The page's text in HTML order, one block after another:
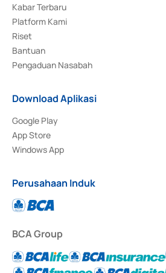
Kabar Terbaru
Platform Kami
Riset
Bantuan
Pengaduan Nasabah
Download Aplikasi
Google Play
App Store
Windows App
Perusahaan Induk
BCA Group